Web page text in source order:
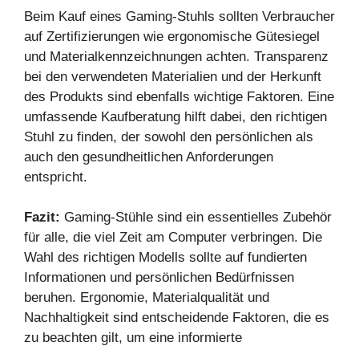
Beim Kauf eines Gaming-Stuhls sollten Verbraucher
auf Zertifizierungen wie ergonomische Gütesiegel
und Materialkennzeichnungen achten. Transparenz
bei den verwendeten Materialien und der Herkunft
des Produkts sind ebenfalls wichtige Faktoren. Eine
umfassende Kaufberatung hilft dabei, den richtigen
Stuhl zu finden, der sowohl den persönlichen als
auch den gesundheitlichen Anforderungen
entspricht.
Fazit: Gaming-Stühle sind ein essentielles Zubehör
für alle, die viel Zeit am Computer verbringen. Die
Wahl des richtigen Modells sollte auf fundierten
Informationen und persönlichen Bedürfnissen
beruhen. Ergonomie, Materialqualität und
Nachhaltigkeit sind entscheidende Faktoren, die es
zu beachten gilt, um eine informierte